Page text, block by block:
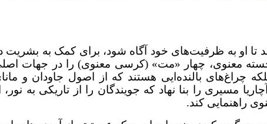
او به ظرفیت‌های خود آگاه شود، برای کمک به بشریت
معنوی، چهار «مت» (کرسی معنوی) را در جهات
چراغ‌های بالنده‌ایی هستند که از اصول جاودان و
مسیری را بنا نهاد که جویندگان را از تاریکی به نور،
راهنمایی کند.